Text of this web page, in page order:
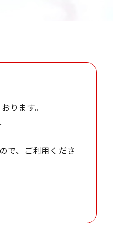
ります。
で、ご利用くださ